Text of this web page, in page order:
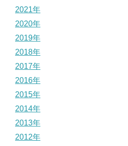
2021年
2020年
2019年
2018年
2017年
2016年
2015年
2014年
2013年
2012年